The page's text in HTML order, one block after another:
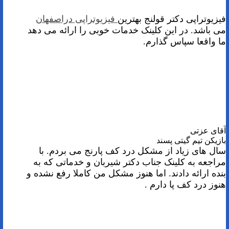
فیزیوتراپی دکتر قولنج بهترین فیزیوتراپی دراصفهان
می باشد. در این کلینک خدمات خوبی را ارائه می دهد
ما واقعا سپاس گذارم.
آقای عزتی
بازیکن تیم گیتی پسند
سال های زیاد از مشکل درد کف پارنج می بردم. با
مراجعه به کلینک جناب دکتر شیربان و خدماتی که به
بنده ارائه دادند. اما هنوز مشکل من کاملا رفع نشده و
هنوز درد کف پا دارم .